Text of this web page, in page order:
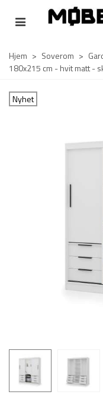
Hjem > Soverom >
180x215 cm - hvit matt -
Nyhet